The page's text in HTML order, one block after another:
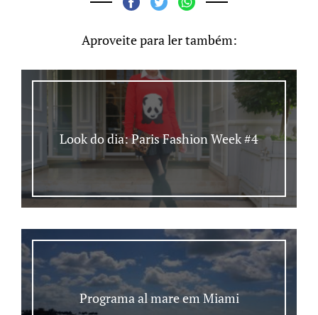
Aproveite para ler também:
Look do dia: Paris Fashion Week #4
Programa al mare em Miami